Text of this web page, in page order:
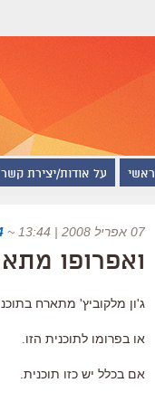
ראשי על אודות/יצירת קשר
07 אפריל 2008 | 13:44 ~
ואפרופו
ג'ון מלקוביץ' מתארח
או בפרומו לתוכנית הזו.
אם בכלל יש כזו תוכנית.